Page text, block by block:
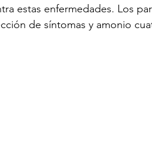
estas enfermedades. Los
de síntomas y amonio